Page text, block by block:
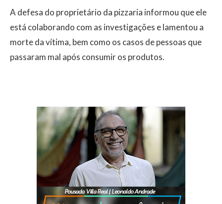
A defesa do proprietário da pizzaria informou que ele
está colaborando com as investigações e lamentou a
morte da vítima, bem como os casos de pessoas que
passaram mal após consumir os produtos.